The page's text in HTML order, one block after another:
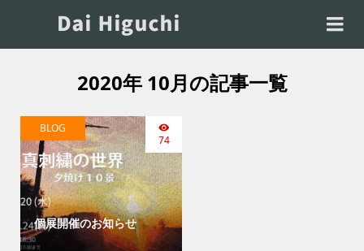
2020年 10月の記事一覧
個展開催のお知らせ
BLOG
74